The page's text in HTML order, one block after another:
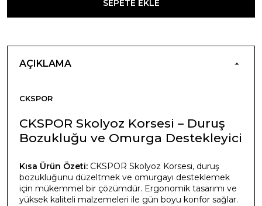
SEPETE EKLE
AÇIKLAMA
CKSPOR
CKSPOR Skolyoz Korsesi – Duruş
Bozukluğu ve Omurga Destekleyici
Kısa Ürün Özeti: CKSPOR Skolyoz Korsesi, duruş
bozukluğunu düzeltmek ve omurgayı desteklemek
için mükemmel bir çözümdür. Ergonomik tasarımı ve
yüksek kaliteli malzemeleri ile gün boyu konfor sağlar.